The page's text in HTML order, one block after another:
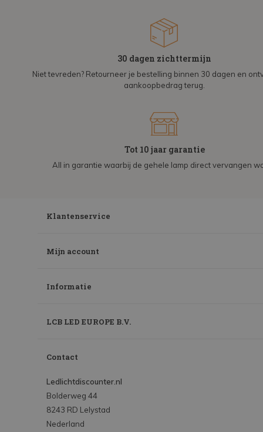
30 dagen zichttermijn
Niet tevreden? Retourneer je bestelling binnen 30 dagen en
aankoopbedrag terug.
Tot 10 jaar garantie
All in garantie waarbij de gehele lamp direct vervangen
Klantenservice
Mijn account
Informatie
LCB LED EUROPE B.V.
Contact
Ledlichtdiscounter.nl
Bolderweg 44
8243 RD Lelystad
Nederland